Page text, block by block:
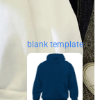
blank template